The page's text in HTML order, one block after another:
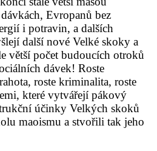
Evropanů bez
i potravin, a dalších
další nové Velké skoky a
větší počet budoucích otroků
dávek! Roste
roste kriminalita, roste
které vytvářejí pákový
účinky Velkých skoků
maoismu a stvořili tak jeho